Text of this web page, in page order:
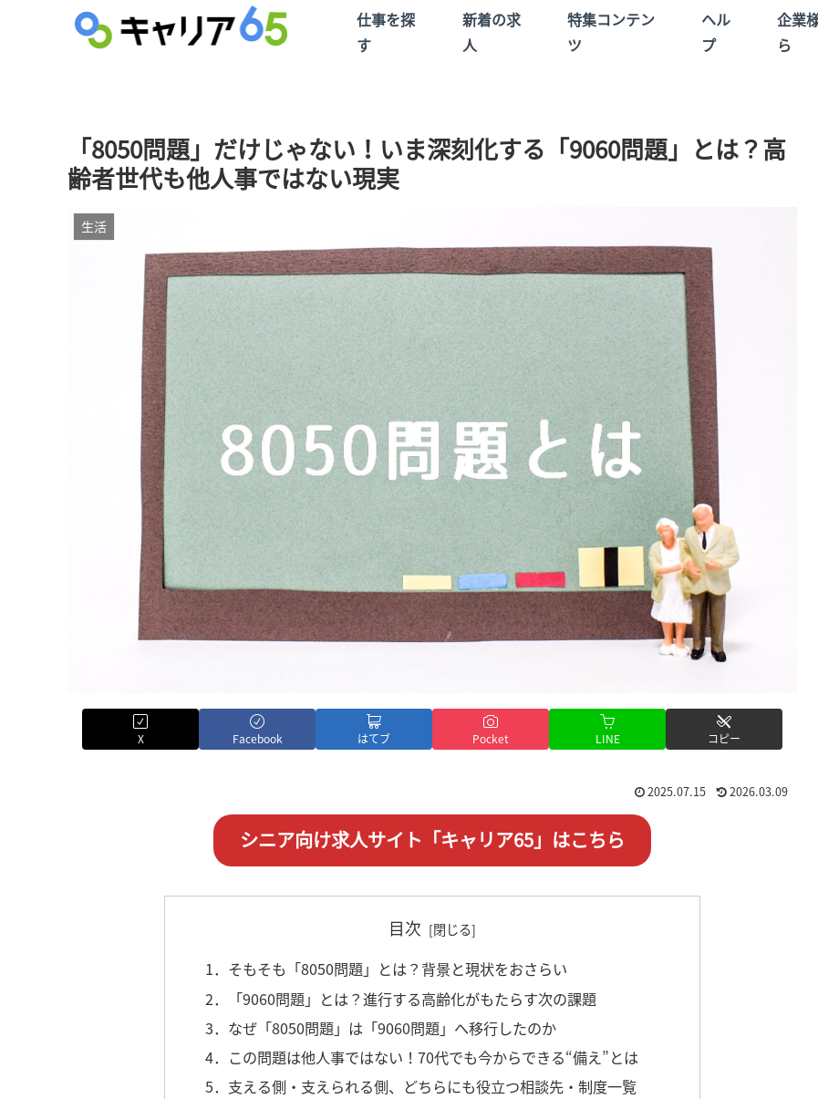
仕事を探
す
新着の求
人
特集コンテン
ツ
ヘル
プ
企業
ら
「8050問題」だけじゃない！いま深刻化する「9060問題」とは？高
齢者世代も他人事ではない現実
生活
X Facebook はてブ Pocket LINE コピー
2025.07.15 2026.03.09
シニア向け求人サイト「キャリア65」はこちら
目次
1．そもそも「8050問題」とは？背景と現状をおさらい
2．「9060問題」とは？進行する高齢化がもたらす次の課題
3．なぜ「8050問題」は「9060問題」へ移行したのか
4．この問題は他人事ではない！70代でも今からできる“備え”とは
5．支える側・支えられる側、どちらにも役立つ相談先・制度一覧